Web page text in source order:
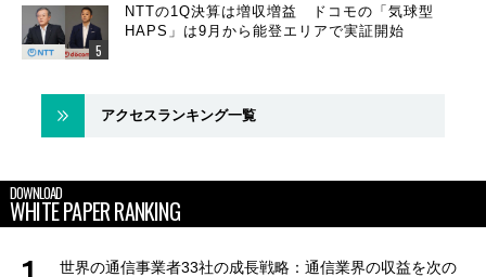
NTTの1Q決算は増収増益 ドコモの「気球型
HAPS」は9月から能登エリアで実証開始
アクセスランキング一覧
DOWNLOAD
WHITE PAPER RANKING
世界の通信事業者33社の成長戦略：通信業界の収益を次の